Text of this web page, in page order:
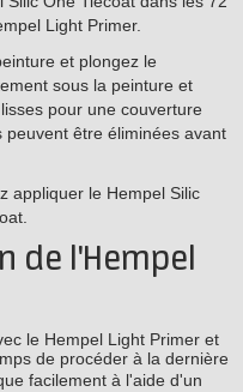
Light Primer.
et plongez le
sous la peinture et
pour une couverture
être éliminées avant
appliquer le Hempel Silic
de l'Hempel
le Hempel Light Primer et
de procéder à la dernière
facilement à l'aide d'un